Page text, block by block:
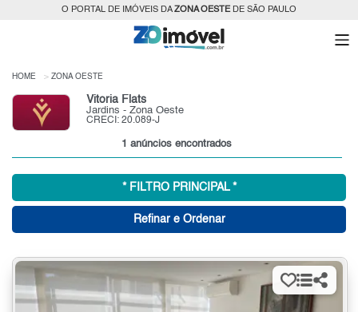
O PORTAL DE IMÓVEIS DAZONA OESTEDE SÃO PAULO
HOME ZONA OESTE
Vitoria Flats
Jardins - Zona Oeste
CRECI: 20.089-J
1 anúncios encontrados
* FILTRO PRINCIPAL *
Refinar e Ordenar